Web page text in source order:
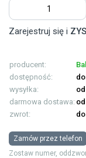
Zarejestruj się i
producent:
dostępność:
wysyłka:
od
darmowa dostawa:
zwrot:
Zamów przez telefon
Zostaw numer,